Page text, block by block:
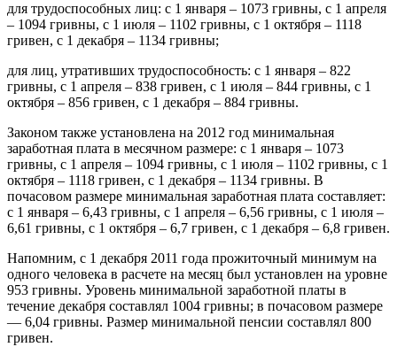
для трудоспособных лиц: с 1 января – 1073 гривны, с 1 апреля
– 1094 гривны, с 1 июля – 1102 гривны, с 1 октября – 1118
гривен, с 1 декабря – 1134 гривны;
для лиц, утративших трудоспособность: с 1 января – 822
гривны, с 1 апреля – 838 гривен, с 1 июля – 844 гривны, с 1
октября – 856 гривен, с 1 декабря – 884 гривны.
Законом также установлена на 2012 год минимальная
заработная плата в месячном размере: с 1 января – 1073
гривны, с 1 апреля – 1094 гривны, с 1 июля – 1102 гривны, с 1
октября – 1118 гривен, с 1 декабря – 1134 гривны. В
почасовом размере минимальная заработная плата составляет:
с 1 января – 6,43 гривны, с 1 апреля – 6,56 гривны, с 1 июля –
6,61 гривны, с 1 октября – 6,7 гривен, с 1 декабря – 6,8 гривен.
Напомним, с 1 декабря 2011 года прожиточный минимум на
одного человека в расчете на месяц был установлен на уровне
953 гривны. Уровень минимальной заработной платы в
течение декабря составлял 1004 гривны; в почасовом размере
— 6,04 гривны. Размер минимальной пенсии составлял 800
гривен.